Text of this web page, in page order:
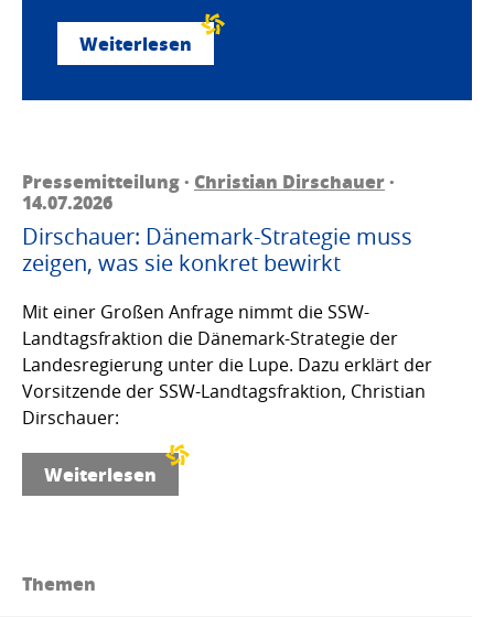
Weiterlesen
Pressemitteilung · Christian Dirschauer·
14.07.2026
Dirschauer: Dänemark-Strategie muss
zeigen, was sie konkret bewirkt
Mit einer Großen Anfrage nimmt die SSW-
Landtagsfraktion die Dänemark-Strategie der
Landesregierung unter die Lupe. Dazu erklärt der
Vorsitzende der SSW-Landtagsfraktion, Christian
Dirschauer:
Weiterlesen
Themen